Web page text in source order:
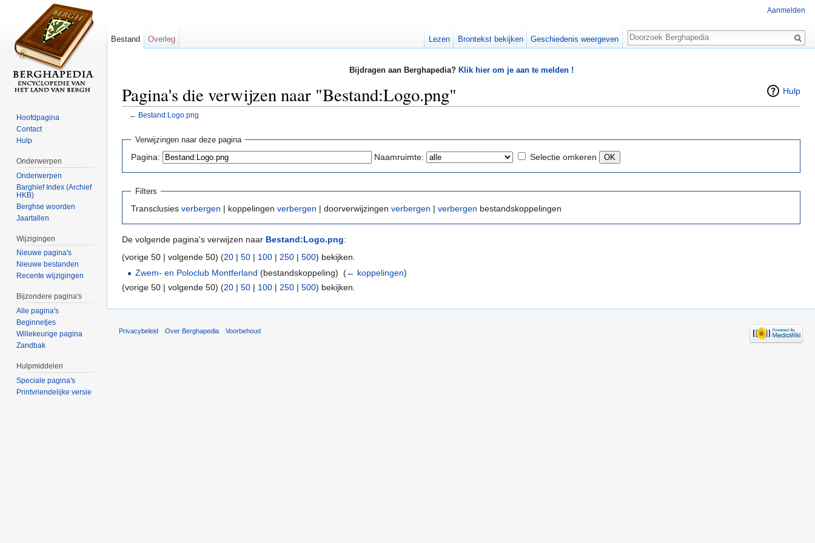
Bijdragen aan Berghapedia? Klik hier om je aan te melden !
Hulp
Pagina's die verwijzen naar "Bestand:Logo.png"
← Bestand:Logo.png
Verwijzingen naar deze pagina
Pagina: Naamruimte: Selectie omkeren
Filters
Transclusies verbergen | koppelingen verbergen | doorverwijzingen verbergen | verbergen bestandskoppelingen
De volgende pagina's verwijzen naar Bestand:Logo.png:
(vorige 50 | volgende 50) (20 | 50 | 100 | 250 | 500) bekijken.
Zwem- en Poloclub Montferland (bestandskoppeling) ‎(← koppelingen)
(vorige 50 | volgende 50) (20 | 50 | 100 | 250 | 500) bekijken.
Aanmelden
Bestand Overleg Lezen Brontekst bekijken Geschiedenis weergeven
Zoeken
Hoofdpagina
Contact
Hulp
Onderwerpen
Onderwerpen
Barghief Index (Archief
HKB)
Berghse woorden
Jaartallen
Wijzigingen
Nieuwe pagina's
Nieuwe bestanden
Recente wijzigingen
Bijzondere pagina's
Alle pagina's
Beginnetjes
Willekeurige pagina
Zandbak
Hulpmiddelen
Speciale pagina's
Printvriendelijke versie
Privacybeleid Over Berghapedia Voorbehoud